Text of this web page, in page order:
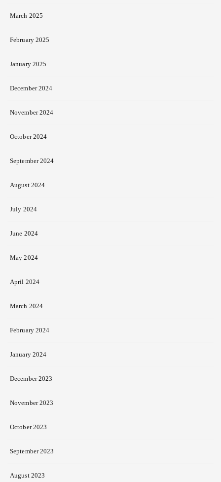
March 2025
February 2025
January 2025
December 2024
November 2024
October 2024
September 2024
August 2024
July 2024
June 2024
May 2024
April 2024
March 2024
February 2024
January 2024
December 2023
November 2023
October 2023
September 2023
August 2023